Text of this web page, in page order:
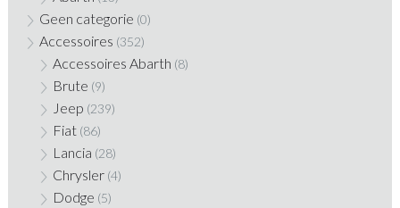
Geen categorie (0)
Accessoires (352)
Accessoires Abarth (8)
Brute (9)
Jeep (239)
Fiat (86)
Lancia (28)
Chrysler (4)
Dodge (5)